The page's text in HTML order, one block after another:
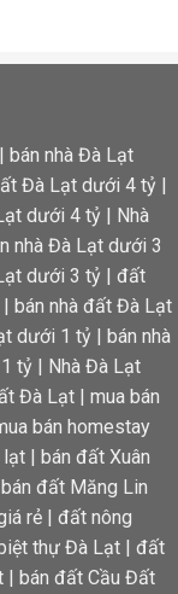
| bán nhà Đà Lạt
Đà Lạt dưới 4 tỷ |
dưới 4 tỷ | Nhà
nhà Đà Lạt dưới 3
dưới 3 tỷ | đất
| bán nhà đất Đà Lạt
dưới 1 tỷ | bán nhà
tỷ | Nhà Đà Lạt
Đà Lạt | mua bán
bán homestay
lạt | bán đất Xuân
bán đất Măng Lin
rẻ | đất nông
thự Đà Lạt | đất
| bán đất Cầu Đất